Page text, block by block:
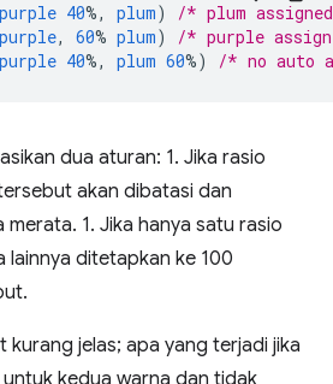
purple 40%, plum)
/* plum
purple, 60% plum)
/* purple
purple 40%, plum 60%) /* no auto
dua aturan: 1. Jika rasio
akan dibatasi dan
1. Jika hanya satu rasio
lainnya ditetapkan ke 100
kurang jelas; apa yang terjadi jika